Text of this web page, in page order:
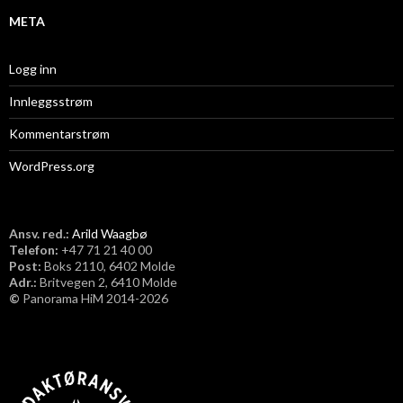
META
Logg inn
Innleggsstrøm
Kommentarstrøm
WordPress.org
Ansv. red.: Arild Waagbø
Telefon: ​+47 71 21 40 00
Post: Boks 2110, 6402 Molde
Adr.: Britvegen 2, 6410 Molde
© Panorama HiM 2014-2026